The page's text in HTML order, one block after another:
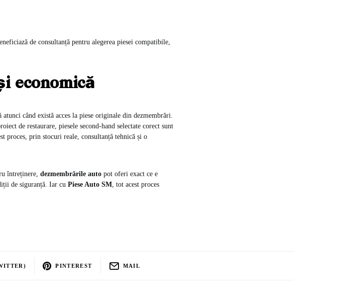
de consultanță pentru alegerea piesei compatibile,
economică
când există acces la piese originale din dezmembrări.
de restaurare, piesele second-hand selectate corect sunt
proces, prin stocuri reale, consultanță tehnică și o
întreținere, dezmembrările auto pot oferi exact ce e
de siguranță. Iar cu Piese Auto SM, tot acest proces
PINTEREST MAIL